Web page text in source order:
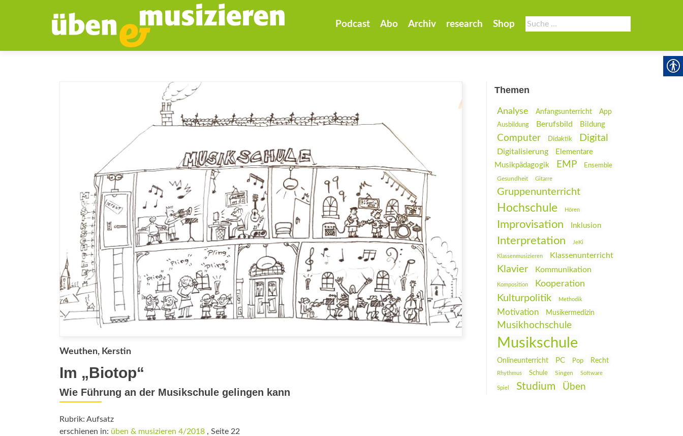
Suche
nach:
Podcast Abo Archiv research Shop
Weuthen, Kerstin
Im „Biotop“
Wie Führung an der Musikschule gelingen kann
Rubrik: Aufsatz
erschienen in: üben & musizieren 4/2018 , Seite 22
Themen
Analyse Anfangsunterricht
App
Ausbildung
Berufsbild Bildung
Computer Didaktik Digital
Digitalisierung
Elementare
Musikpädagogik
EMP Ensemble
Gesundheit Gitarre
Gruppenunterricht
Hochschule Hören
Improvisation Inklusion
Interpretation JeKi
Klassenmusizieren Klassenunterricht
Klavier Kommunikation
Komposition Kooperation
Kulturpolitik Methodik
Motivation Musikermedizin
Musikhochschule
Musikschule
Onlineunterricht PC Pop Recht
Rhythmus Schule Singen Software
Spiel Studium Üben